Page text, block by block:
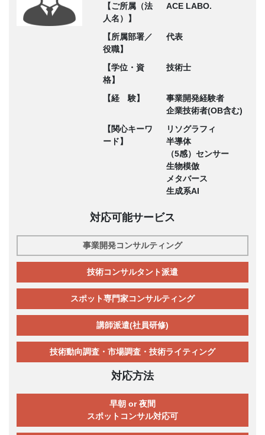
【ご所属（法
人名）】
ACE LABO.
【所属部署／
役職】
代表
【学位・資
格】
技術士
【経 験】
事業開発経験者
企業技術者(OB含む)
【関心キーワ
ード】
リソグラフィ
半導体
（5感）センサー
生物模倣
メタバース
生成系AI
対応可能サービス
事業開発コンサルティング
技術コンサルタント派遣
スポット専門家コンサルティング
講師派遣(社員研修)
技術動向調査・市場調査・技術ライティング
対応方法
早朝 or 夜間
スポットコンサル対応可